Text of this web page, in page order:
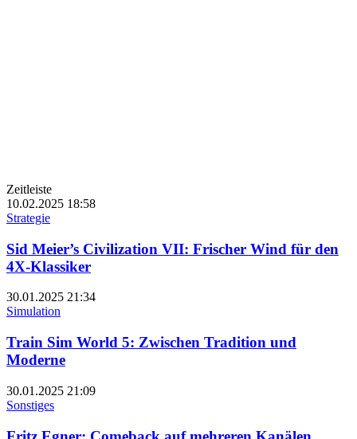
Zeitleiste
10.02.2025 18:58
Strategie
Sid Meier’s Civilization VII: Frischer Wind für den
4X-Klassiker
30.01.2025 21:34
Simulation
Train Sim World 5: Zwischen Tradition und
Moderne
30.01.2025 21:09
Sonstiges